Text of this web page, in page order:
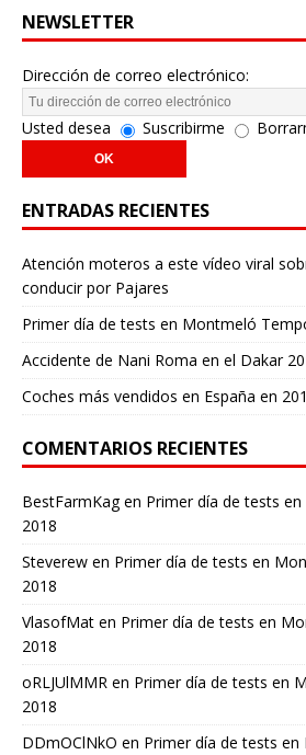
NEWSLETTER
Dirección de correo electrónico:
Usted desea Suscribirme
ENTRADAS RECIENTES
Atención moteros a este vídeo viral
conducir por Pajares
Primer día de tests en Montmeló
Accidente de Nani Roma en el Dakar
Coches más vendidos en España en
COMENTARIOS RECIENTES
BestFarmKagen Primer día de tests
2018
Steverew en Primer día de tests en
2018
VlasofMat en Primer día de tests en
2018
oRLJUlMMR en Primer día de tests en
2018
DDmOClNkO en Primer día de tests